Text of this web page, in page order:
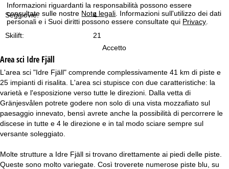
Informazioni riguardanti la responsabilità possono essere
consultate sulle nostre Note legali . Informazioni sull'utilizzo dei dati
personali e i Suoi diritti possono essere consultate qui Privacy
Accetto
Seggiovie: 4
Skilift: 21
Area sci Idre Fjäll
L'area sci "Idre Fjäll" comprende complessivamente 41 km di piste e
25 impianti di risalita. L'area sci stupisce con due caratteristiche: la
varietà e l'esposizione verso tutte le direzioni. Dalla vetta di
Gränjesvålen potrete godere non solo di una vista mozzafiato sul
paesaggio innevato, bensì avrete anche la possibilità di percorrere le
discese in tutte e 4 le direzione e in tal modo sciare sempre sul
versante soleggiato.
Molte strutture a Idre Fjäll si trovano direttamente ai piedi delle piste.
Queste sono molto variegate. Così troverete numerose piste blu, su